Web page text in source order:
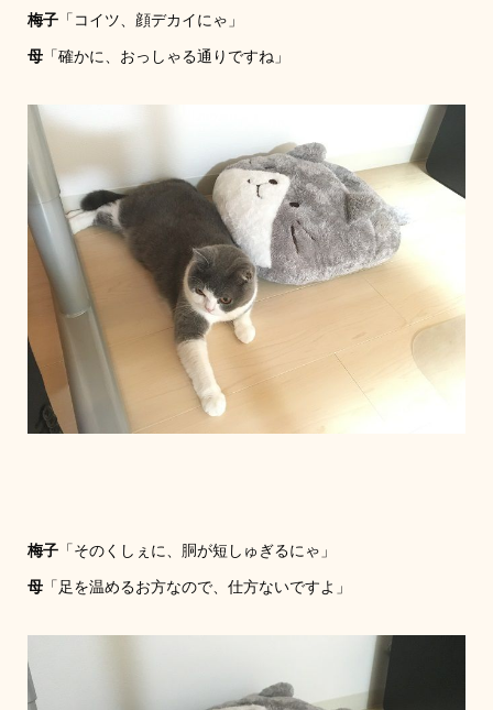
梅子「コイツ、顔デカイにゃ」
母「確かに、おっしゃる通りですね」
梅子「そのくしぇに、胴が短しゅぎるにゃ」
母「足を温めるお方なので、仕方ないですよ」